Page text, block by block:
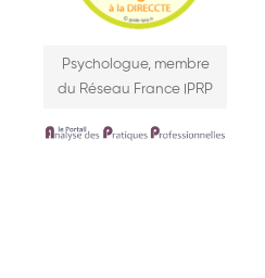
Psychologue, membre
du Réseau France IPRP